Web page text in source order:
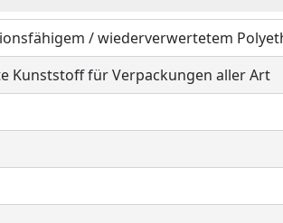
/ wiederverwertetem
Kunststoff für Verpackungen aller Art